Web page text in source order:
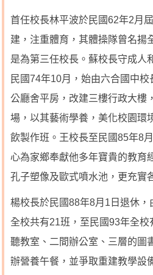
首任校長林平波於民國62年2月
建，注重體育，其體操隊曾名揚
是為第三任校長。蘇校長守成人
民國74年10月，始由六合國中
公廳舍平房，改建三樓行政大樓
場，以其藝術學養，美化校園環
飲製作班。王校長至民國85年8
心為家鄉奉獻他多年寶貴的教育
孔子塑像及歐式噴水池，更充實
楊校長於民國88年8月1日退休
全校共有21班，至民國93年全
聽教室、二間辦公室、三層的圖
辦營養午餐，並爭取重建教學設